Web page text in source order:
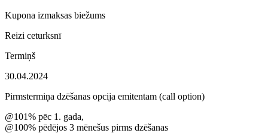
Kupona izmaksas biežums
Reizi ceturksnī
Termiņš
30.04.2024
Pirmstermiņa dzēšanas opcija emitentam (call option)
@101% pēc 1. gada,
@100% pēdējos 3 mēnešus pirms dzēšanas